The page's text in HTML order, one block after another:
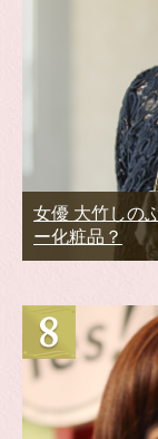
女優 大竹しの
ー化粧品？